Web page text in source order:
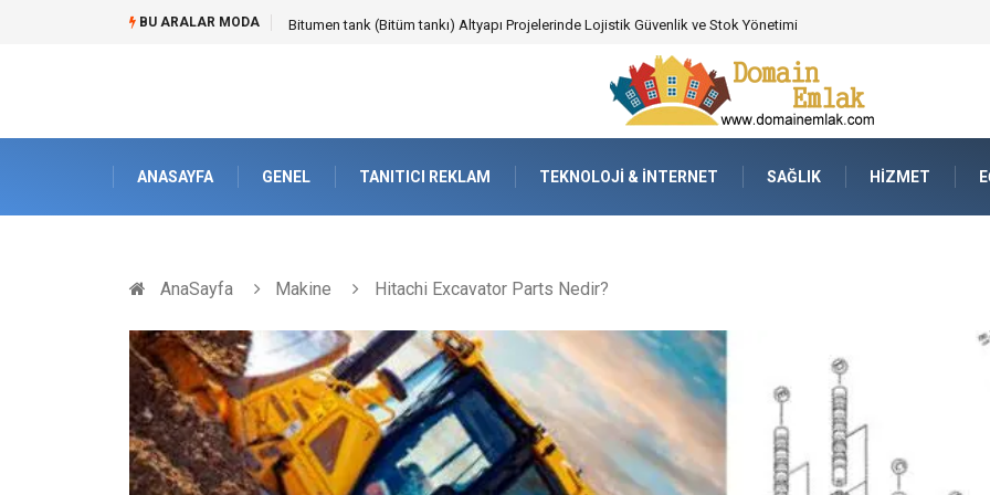
BU ARALAR MODA Güvenilir Chip Satışı: Kesintisiz Poker Deneyimi İçin Profesyonel Destek
ANASAYFA GENEL TANITICI REKLAM TEKNOLOJI & İNTERNET SAĞLIK HIZMET
AnaSayfa Makine Hitachi Excavator Parts Nedir?